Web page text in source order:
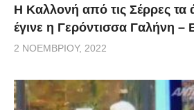
Η Καλλονή από τις Σέρρες τα
έγινε η Γερόντισσα Γαλήνη –
2 ΝΟΕΜΒΡΊΟΥ, 2022